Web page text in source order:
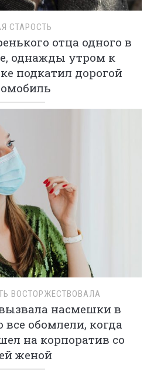
СТАРОСТЬ
отца одного в
однажды утром к
подкатил дорогой
ВОСТОРЖЕСТВОВАЛА
насмешки в
все обомлели, когда
на корпоратив со
женой